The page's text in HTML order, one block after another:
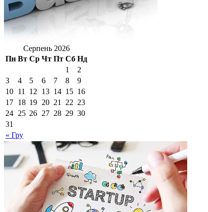
Серпень 2026
Пн Вт Ср Чт Пт Сб Нд
« Гру
1
2
3
4 5 6 7 8
9
10 11 12 13 14 15 16
17 18 19 20 21 22 23
24 25 26 27 28 29 30
31